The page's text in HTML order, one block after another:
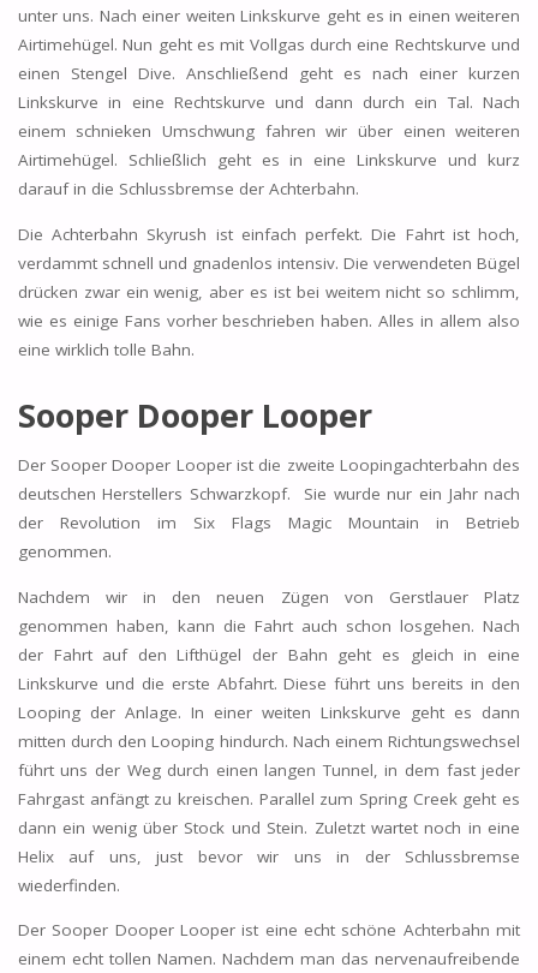
unter uns. Nach einer weiten Linkskurve geht es in einen weiteren
Airtimehügel. Nun geht es mit Vollgas durch eine Rechtskurve und
einen Stengel Dive. Anschließend geht es nach einer kurzen
Linkskurve in eine Rechtskurve und dann durch ein Tal. Nach
einem schnieken Umschwung fahren wir über einen weiteren
Airtimehügel. Schließlich geht es in eine Linkskurve und kurz
darauf in die Schlussbremse der Achterbahn.
Die Achterbahn Skyrush ist einfach perfekt. Die Fahrt ist hoch,
verdammt schnell und gnadenlos intensiv. Die verwendeten Bügel
drücken zwar ein wenig, aber es ist bei weitem nicht so schlimm,
wie es einige Fans vorher beschrieben haben. Alles in allem also
eine wirklich tolle Bahn.
Sooper Dooper Looper
Der Sooper Dooper Looper ist die zweite Loopingachterbahn des
deutschen Herstellers Schwarzkopf. Sie wurde nur ein Jahr nach
der Revolution im Six Flags Magic Mountain in Betrieb
genommen.
Nachdem wir in den neuen Zügen von Gerstlauer Platz
genommen haben, kann die Fahrt auch schon losgehen. Nach
der Fahrt auf den Lifthügel der Bahn geht es gleich in eine
Linkskurve und die erste Abfahrt. Diese führt uns bereits in den
Looping der Anlage. In einer weiten Linkskurve geht es dann
mitten durch den Looping hindurch. Nach einem Richtungswechsel
führt uns der Weg durch einen langen Tunnel, in dem fast jeder
Fahrgast anfängt zu kreischen. Parallel zum Spring Creek geht es
dann ein wenig über Stock und Stein. Zuletzt wartet noch in eine
Helix auf uns, just bevor wir uns in der Schlussbremse
wiederfinden.
Der Sooper Dooper Looper ist eine echt schöne Achterbahn mit
einem echt tollen Namen. Nachdem man das nervenaufreibende